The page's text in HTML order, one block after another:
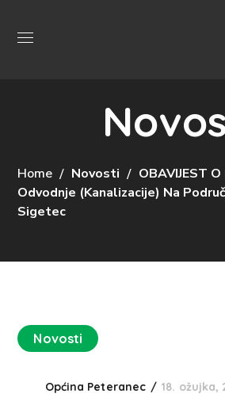
Home Novosti
OBAVIJEST
Odvodnje (kanalizacije) Na
Sigetec
Novosti
Općina Peteranec 18. ožujka,